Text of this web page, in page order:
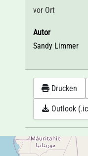
vor Ort
Autor
Sandy Limmer
Drucken
Outlook